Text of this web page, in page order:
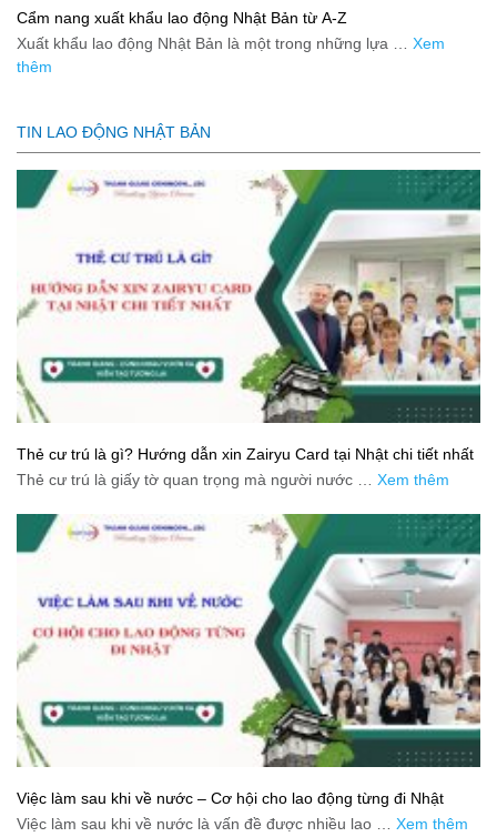
Cẩm nang xuất khẩu lao động Nhật Bản từ A-Z
Xuất khẩu lao động Nhật Bản là một trong những lựa … Xem
thêm
TIN LAO ĐỘNG NHẬT BẢN
Thẻ cư trú là gì? Hướng dẫn xin Zairyu Card tại Nhật chi tiết nhất
Thẻ cư trú là giấy tờ quan trọng mà người nước … Xem thêm
Việc làm sau khi về nước – Cơ hội cho lao động từng đi Nhật
Việc làm sau khi về nước là vấn đề được nhiều lao … Xem thêm